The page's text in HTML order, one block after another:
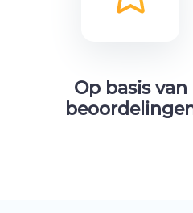
Op basis van